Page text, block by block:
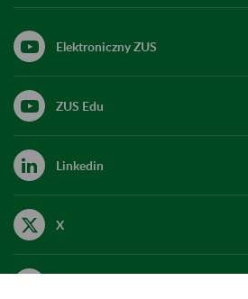
Elektroniczny ZUS
ZUS Edu
Linkedin
X